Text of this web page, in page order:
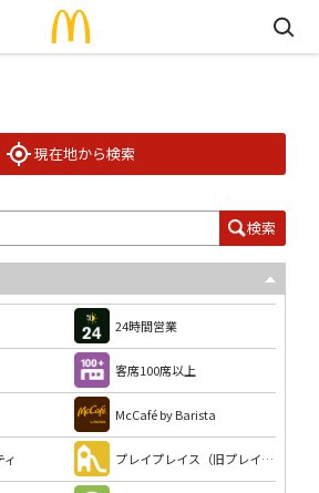
現在地から検索
検索
24時間営業
客席100席以上
McCafé by Barista
ィ プレイプレイス（旧プレイランド）